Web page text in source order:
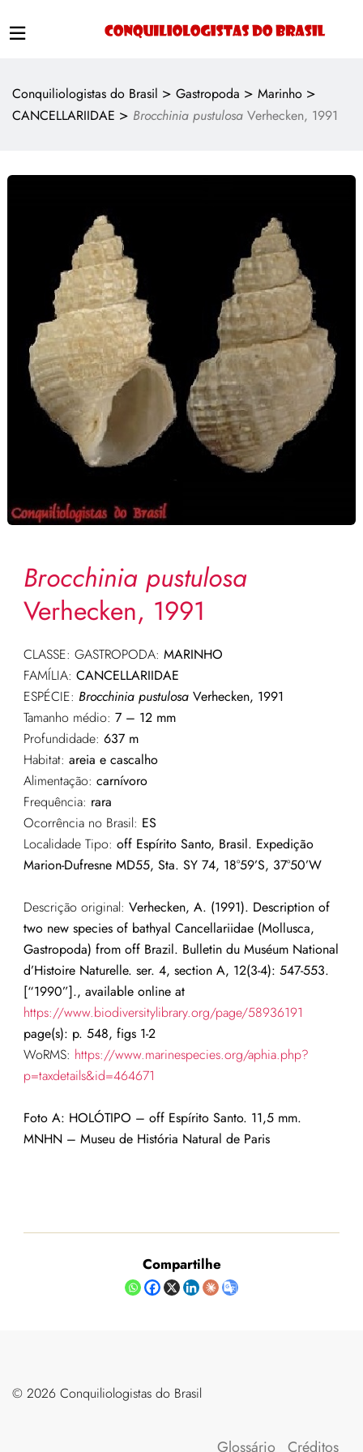
Conquiliologistas do Brasil > Gastropoda > Marinho >
CANCELLARIIDAE > Brocchinia pustulosa Verhecken, 1991
Brocchinia pustulosa
Verhecken, 1991
CLASSE: GASTROPODA: MARINHO
FAMÍLIA: CANCELLARIIDAE
ESPÉCIE: Brocchinia pustulosaVerhecken, 1991
Tamanho médio: 7 – 12 mm
Profundidade: 637 m
Habitat: areia e cascalho
Alimentação: carnívoro
Frequência: rara
Ocorrência no Brasil: ES
Localidade Tipo: off Espírito Santo, Brasil. Expedição
Marion-Dufresne MD55, Sta. SY 74, 18°59’S, 37°50’W
Descrição original: Verhecken, A. (1991). Description of
two new species of bathyal Cancellariidae (Mollusca,
Gastropoda) from off Brazil. Bulletin du Muséum National
d’Histoire Naturelle. ser. 4, section A, 12(3-4): 547-553.
[“1990”]., available online at
https://www.biodiversitylibrary.org/page/58936191
page(s): p. 548, figs 1-2
WoRMS: https://www.marinespecies.org/aphia.php?
p=taxdetails&id=464671
Foto A: HOLÓTIPO – off Espírito Santo. 11,5 mm.
MNHN – Museu de História Natural de Paris
Compartilhe
©️ 2026 Conquiliologistas do Brasil
Glossário Créditos